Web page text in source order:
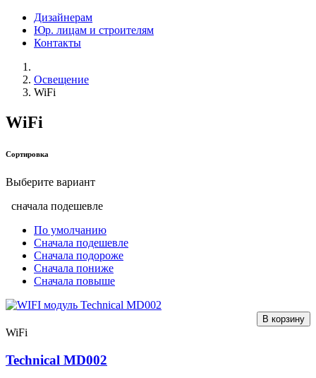
Дизайнерам
Юр. лицам и строителям
Контакты
Освещение
WiFi
WiFi
Сортировка
Выберите вариант
сначала подешевле
По умолчанию
Сначала подешевле
Сначала подороже
Сначала пониже
Сначала повыше
В корзину
WiFi
Technical MD002